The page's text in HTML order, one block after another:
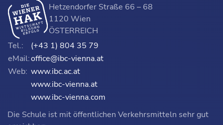
Hetzendorfer Straße 66 – 68
1120 Wien
ÖSTERREICH
Tel.:
(+43 1) 804 35 79
eMail:office@ibc-vienna.at
Web: www.ibc.ac.at
www.ibc-vienna.at
www.ibc-vienna.com
Die Schule ist mit öffentlichen Verkehrsmitteln sehr gut